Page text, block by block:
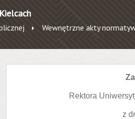
Wewnętrzne akty
Rektora
z